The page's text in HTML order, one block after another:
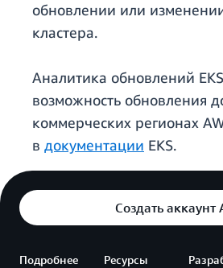
обновлении или
кластера.
Аналитика обновлений
возможность обновления
коммерческих регионах
в документации EKS.
Создать аккаунт
Подробнее Ресурсы